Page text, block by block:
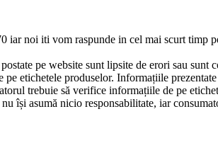
iar noi iti vom raspunde in cel mai scurt timp
pe website sunt lipsite de erori sau
etichetele produselor. Informațiile
trebuie să verifice informațiile de pe
își asumă nicio responsabilitate, iar